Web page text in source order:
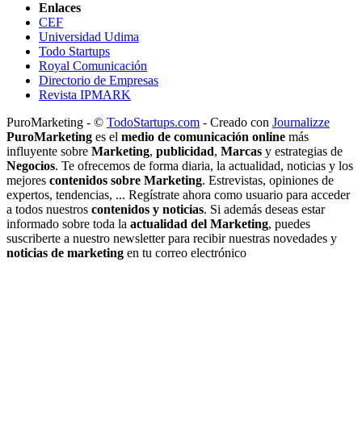
Enlaces
CEF
Universidad Udima
Todo Startups
Royal Comunicación
Directorio de Empresas
Revista IPMARK
PuroMarketing - © TodoStartups.com - Creado con Journalizze
PuroMarketing es el medio de comunicación online más
influyente sobre Marketing, publicidad, Marcas y estrategias de
Negocios. Te ofrecemos de forma diaria, la actualidad, noticias y los
mejores contenidos sobre Marketing. Estrevistas, opiniones de
expertos, tendencias, ... Regístrate ahora como usuario para acceder
a todos nuestros contenidos y noticias. Si además deseas estar
informado sobre toda la actualidad del Marketing, puedes
suscriberte a nuestro newsletter para recibir nuestras novedades y
noticias de marketing en tu correo electrónico